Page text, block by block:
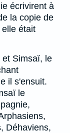
écrivirent à
la copie de
elle était
et Simsaï, le
il s'ensuit.
le
Déhaviens,